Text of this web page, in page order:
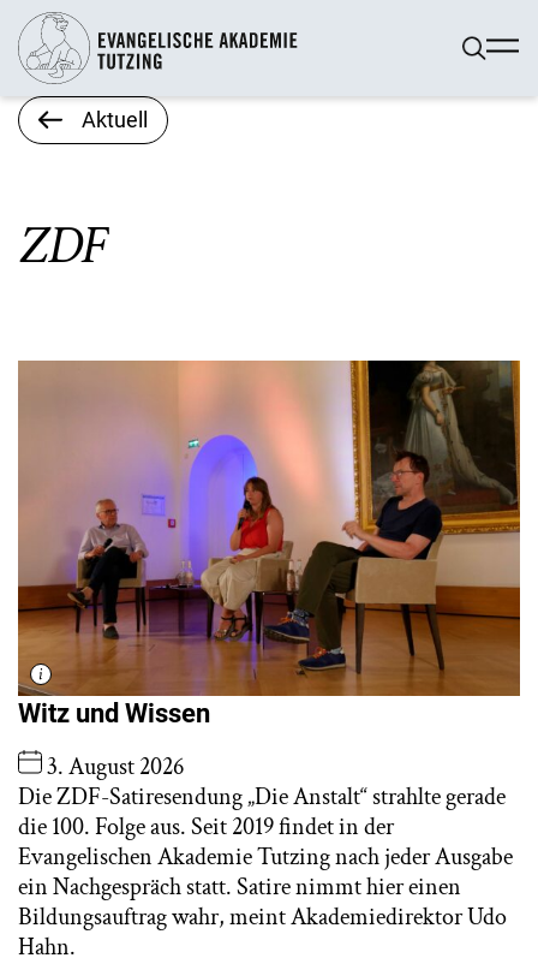
Aktuell
ZDF
Witz und Wissen
3. August 2026
Die ZDF-Satiresendung „Die Anstalt“ strahlte gerade
die 100. Folge aus. Seit 2019 findet in der
Evangelischen Akademie Tutzing nach jeder Ausgabe
ein Nachgespräch statt. Satire nimmt hier einen
Bildungsauftrag wahr, meint Akademiedirektor Udo
Hahn.